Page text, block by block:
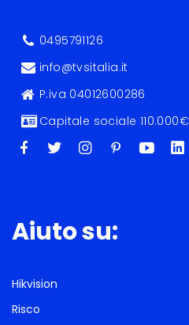
0495791126
info@tvsitalia.it
P.iva 04012600286
Capitale sociale 110.000€
Aiuto su:
Hikvision
Risco